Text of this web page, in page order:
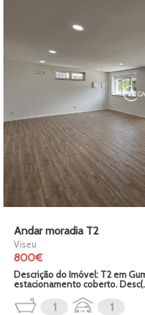
Andar moradia T2
Viseu
800€
Descrição do Imóvel: T2 em
estacionamento coberto.
1 1